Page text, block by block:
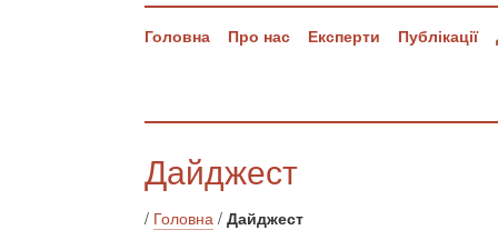
Головна Про нас Експерти Публікації
Дайджест
/ Головна / Дайджест